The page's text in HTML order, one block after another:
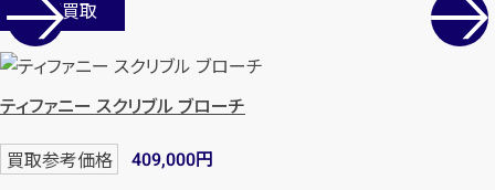
店舗買取
ティファニー スクリブル ブローチ
買取参考価格 409,000円